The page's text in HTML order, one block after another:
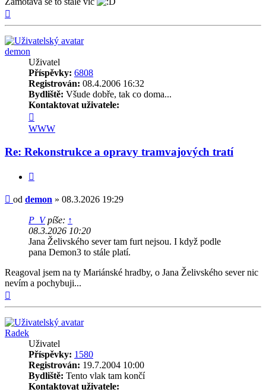
demon
Uživatel
Příspěvky: 6808
Registrován: 08.4.2006 16:32
Bydliště: Všude dobře, tak co doma...
Kontaktovat uživatele:
uživatele
demon
WWW
Re: Rekonstrukce a opravy tramvajových tratí
Příspěvek
od demon » 08.3.2026 19:29
P_Vpíše: ↑
08.3.2026 10:20
Jana Želivského sever tam furt nejsou. I když podle
pana Demon3 to stále platí.
Reagoval jsem na ty Mariánské hradby, o Jana Želivského sever nic
nevím a pochybuji...
Radek
Uživatel
Příspěvky: 1580
Registrován: 19.7.2004 10:00
Bydliště: Tento vlak tam končí
Kontaktovat uživatele: